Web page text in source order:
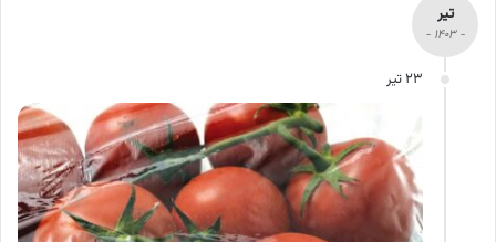
تیر
- 1403 -
23 تیر